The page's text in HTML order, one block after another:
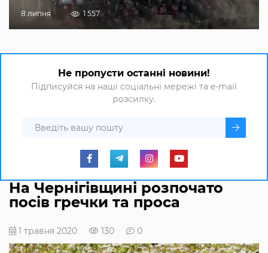
8 липня 1 557
Не пропусти останні новини!
Підписуйся на наші соціальні мережі та e-mail
розсилку.
На Чернігівщині розпочато
посів гречки та проса
1 травня 2020 130 0